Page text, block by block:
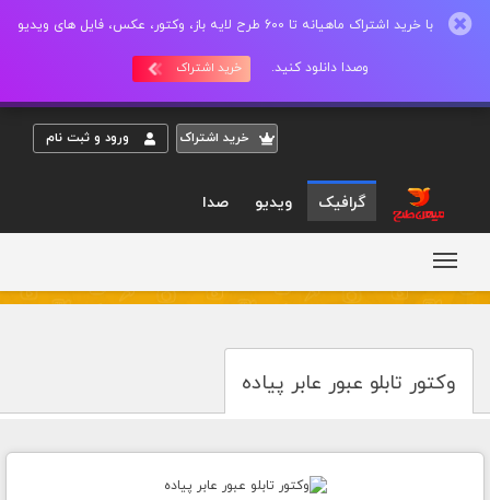
با خرید اشتراک ماهیانه تا 600 طرح لایه باز، وکتور، عکس، فایل های ویدیو
وصدا دانلود کنید. خرید اشتراک
خريد اشتراک ورود و ثبت نام
گرافیک ویدیو صدا
وکتور تابلو عبور عابر پیاده